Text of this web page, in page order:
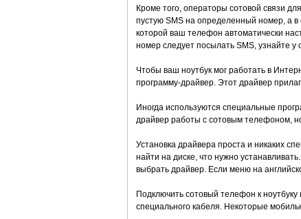
Кроме того, операторы сотовой связи
пустую SMS на определенный номер, а в
которой ваш телефон автоматически
номер следует посылать SMS, узнайте у
Чтобы ваш ноутбук мог работать в
программу-драйвер. Этот драйвер
Иногда используются специальные
драйвер работы с сотовым телефоном,
Установка драйвера проста и никаких
найти на диске, что нужно
выбрать драйвер. Если меню на
Подключить сотовый телефон к
специального кабеля. Некоторые